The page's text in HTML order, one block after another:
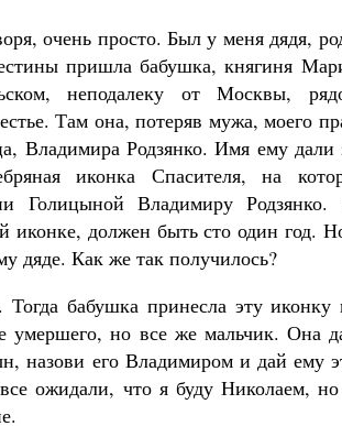
очень просто. Был у меня дядя,
пришла бабушка, княгиня
неподалеку от Москвы,
Там она, потеряв мужа, моего
Владимира Родзянко. Имя ему дали
иконка Спасителя, на
Голицыной Владимиру
иконке, должен быть сто один год.
дяде. Как же так получилось?
бабушка принесла эту
но все же мальчик. Она
назови его Владимиром и дай ему
ожидали, что я буду Николаем,